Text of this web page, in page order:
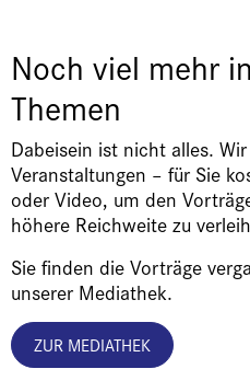
Noch viel mehr
Themen
Dabeisein ist nicht alles.
Veranstaltungen – für Sie
oder Video, um den
höhere Reichweite zu
Sie finden die Vorträge
unserer Mediathek.
ZUR MEDIATHEK